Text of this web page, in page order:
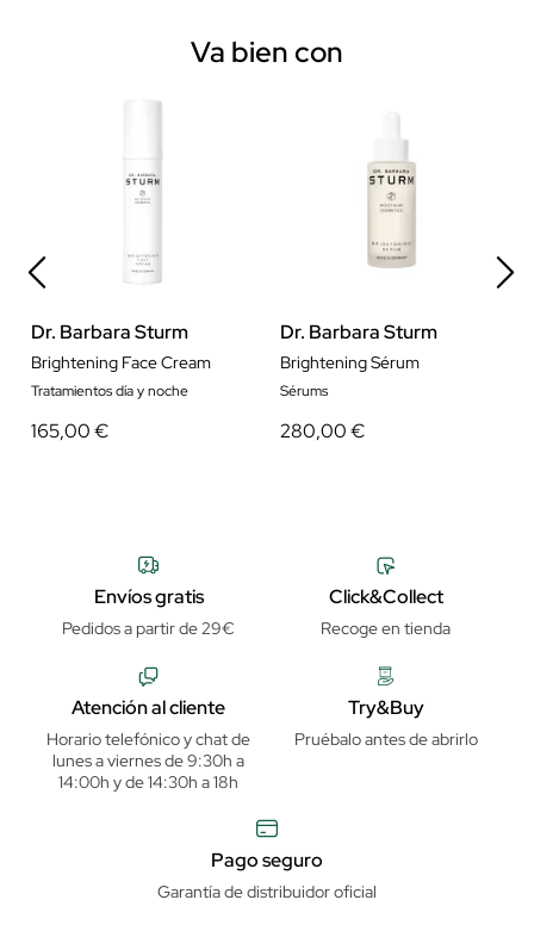
Va bien con
Dr. Barbara Sturm
Brightening Face Cream
Tratamientos día y noche
165,00 €
Dr. Barbara Sturm
Brightening Sérum
Sérums
280,00 €
Envíos gratis
Pedidos a partir de 29€
Click&Collect
Recoge en tienda
Atención al cliente
Horario telefónico y chat de
lunes a viernes de 9:30h a
14:00h y de 14:30h a 18h
Try&Buy
Pruébalo antes de abrirlo
Pago seguro
Garantía de distribuidor oficial